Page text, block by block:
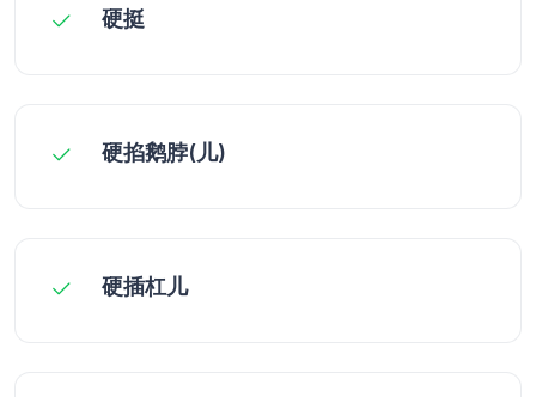
硬挺
硬掐鹅脖(儿)
硬插杠儿